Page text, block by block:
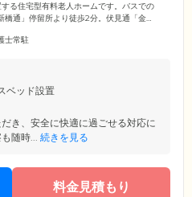
する住宅型有料老人ホームです。バスでの
通」停留所より徒歩2分。伏見通「金山
晴れた日のお散歩におすすめです。また
士常駐
ベッド設置
き、安全に快適に過ごせる対応に
随時... 続きを見る
料金見積もり